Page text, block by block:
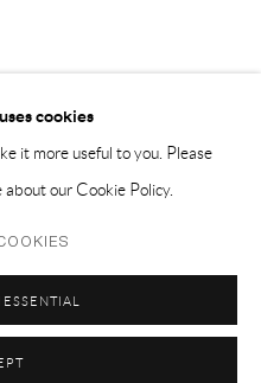
ARTLOGIC
cookies
it more useful to you. Please
our Cookie Policy.